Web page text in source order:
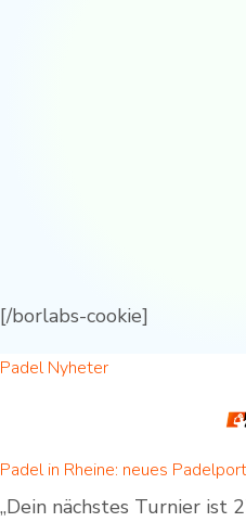
[/borlabs-cookie]
Padel Nyheter
„Dein nächstes Turnier ist